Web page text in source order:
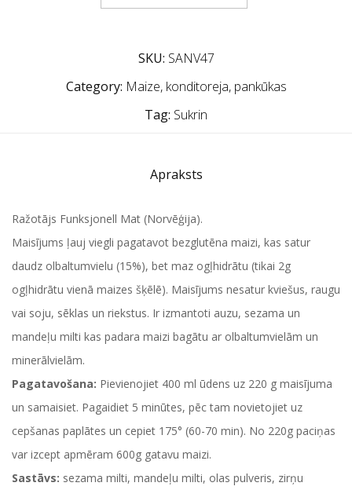
SKU: SANV47
Category: Maize, konditoreja, pankūkas
Tag: Sukrin
Apraksts
Ražotājs Funksjonell Mat (Norvēģija).
Maisījums ļauj viegli pagatavot bezglutēna maizi, kas satur
daudz olbaltumvielu (15%), bet maz ogļhidrātu (tikai 2g
ogļhidrātu vienā maizes šķēlē). Maisījums nesatur kviešus, raugu
vai soju, sēklas un riekstus. Ir izmantoti auzu, sezama un
mandeļu milti kas padara maizi bagātu ar olbaltumvielām un
minerālvielām.
Pagatavošana: Pievienojiet 400 ml ūdens uz 220 g maisījuma
un samaisiet. Pagaidiet 5 minūtes, pēc tam novietojiet uz
cepšanas paplātes un cepiet 175° (60-70 min). No 220g paciņas
var izcept apmēram 600g gatavu maizi.
Sastāvs: sezama milti, mandeļu milti, olas pulveris, zirņu